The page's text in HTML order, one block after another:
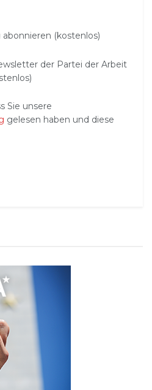
(kostenlos)
der Partei der Arbeit
Sie unsere
gelesen haben und diese